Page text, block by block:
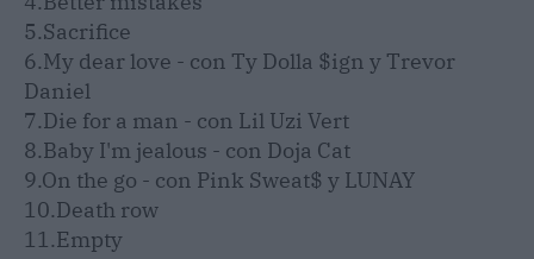
5.Sacrifice
6.My dear love - con Ty Dolla $ign y Trevor
Daniel
7.Die for a man - con Lil Uzi Vert
8.Baby I'm jealous - con Doja Cat
9.On the go - con Pink Sweat$ y LUNAY
10.Death row
11.Empty